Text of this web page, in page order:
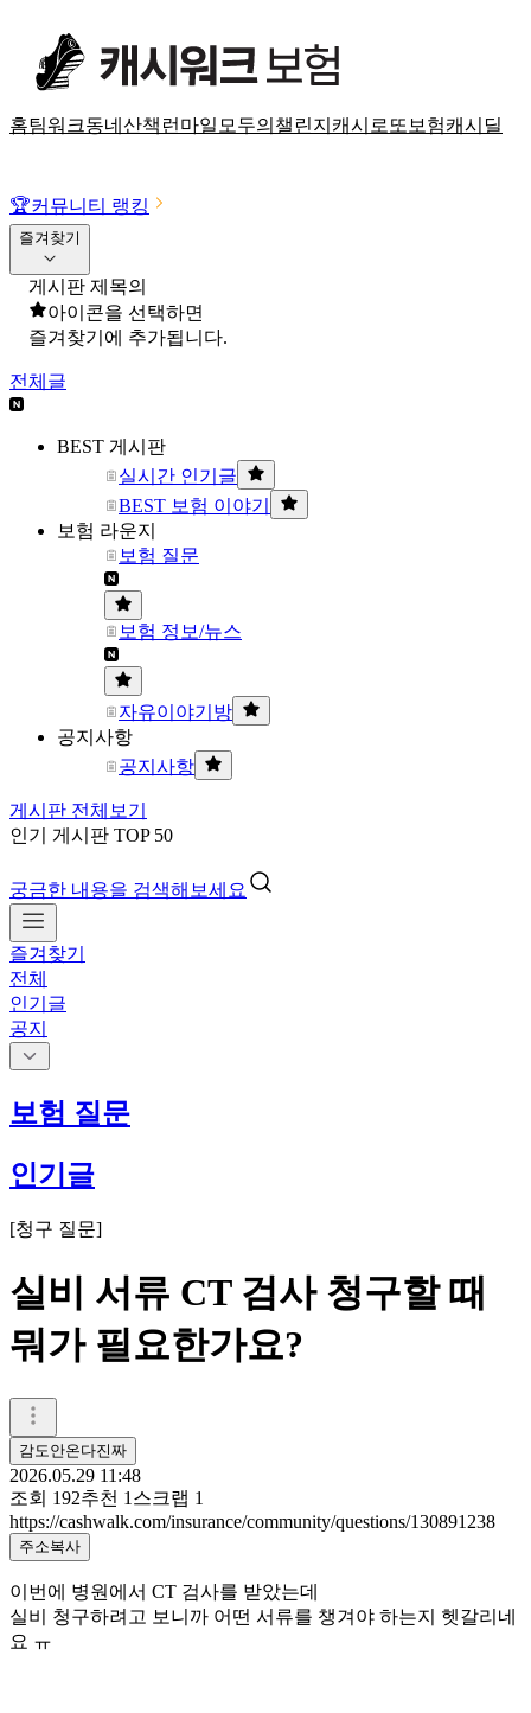
홈팀워크동네산책 런마일 모두의챌린지 캐시로또 보험캐시딜
🏆커뮤니티 랭킹
즐겨찾기
게시판 제목의
아이콘을 선택하면
즐겨찾기에 추가됩니다.
전체글
BEST 게시판
실시간 인기글
BEST 보험 이야기
보험 라운지
보험 질문
보험 정보/뉴스
자유이야기방
공지사항
공지사항
게시판 전체보기
인기 게시판 TOP 50
궁금한 내용을 검색해보세요
즐겨찾기
전체
인기글
공지
보험 질문
인기글
[청구 질문]
실비 서류 CT 검사 청구할 때
뭐가 필요한가요?
감도안온다진짜
2026.05.29 11:48
조회 192추천 1 스크랩 1
https://cashwalk.com/insurance/community/questions/130891238
주소복사
이번에 병원에서 CT 검사를 받았는데
실비 청구하려고 보니까 어떤 서류를 챙겨야 하는지 헷갈리네
요 ㅠ